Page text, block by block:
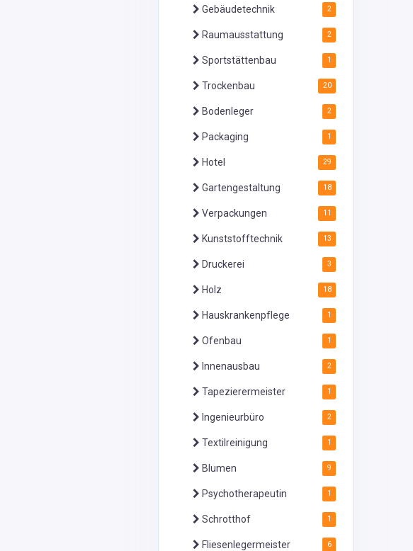
Gebäudetechnik 2
Raumausstattung 2
Sportstättenbau 1
Trockenbau 20
Bodenleger 2
Packaging 1
Hotel 29
Gartengestaltung 18
Verpackungen 11
Kunststofftechnik 13
Druckerei 3
Holz 18
Hauskrankenpflege 1
Ofenbau 1
Innenausbau 2
Tapezierermeister 1
Ingenieurbüro 2
Textilreinigung 1
Blumen 9
Psychotherapeutin 1
Schrotthof 1
Fliesenlegermeister 6